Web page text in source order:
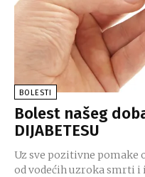
BOLESTI
Bolest našeg
DIJABETESU
Uz sve pozitivne pomake
od vodećih uzroka smrti i